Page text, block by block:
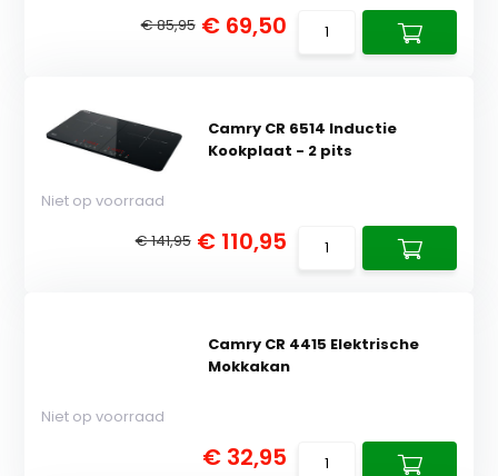
€ 85,95 € 69,50
Camry CR 6514 Inductie
Kookplaat - 2 pits
Niet op voorraad
€ 141,95 € 110,95
Camry CR 4415 Elektrische
Mokkakan
Niet op voorraad
€ 32,95